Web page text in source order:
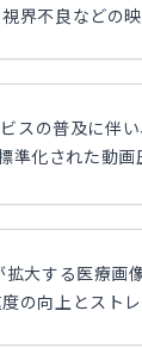
界不良などの
スの普及に伴
準化された動
大する医療画
の向上とスト